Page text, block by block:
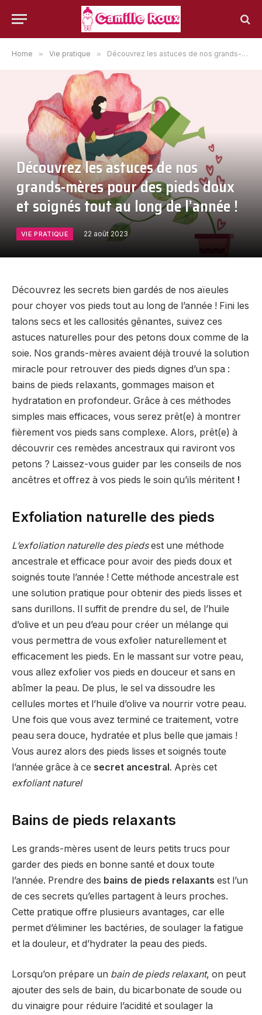
Home » Vie pratique » Découvrez les astuces de nos grands-mères pour des pieds doux et soignés tout au long de l’année !
Découvrez les astuces de nos
grands-mères pour des pieds doux
et soignés tout au long de l’année !
VIE PRATIQUE 22 août 2023
Découvrez les secrets bien gardés de nos aïeules
pour choyer vos pieds tout au long de l’année ! Fini les
talons secs et les callosités gênantes, suivez ces
astuces naturelles pour des petons doux comme de la
soie. Nos grands-mères avaient déjà trouvé la solution
miracle pour retrouver des pieds dignes d’un spa :
bains de pieds relaxants, gommages maison et
hydratation en profondeur. Grâce à ces méthodes
simples mais efficaces, vous serez prêt(e) à montrer
fièrement vos pieds sans complexe. Alors, prêt(e) à
découvrir ces remèdes ancestraux qui raviront vos
petons ? Laissez-vous guider par les conseils de nos
ancêtres et offrez à vos pieds le soin qu’ils méritent !
Exfoliation naturelle des pieds
L’exfoliation naturelle des piedsest une méthode
ancestrale et efficace pour avoir des pieds doux et
soignés toute l’année ! Cette méthode ancestrale est
une solution pratique pour obtenir des pieds lisses et
sans durillons. Il suffit de prendre du sel, de l’huile
d’olive et un peu d’eau pour créer un mélange qui
vous permettra de vous exfolier naturellement et
efficacement les pieds. En le massant sur votre peau,
vous allez exfolier vos pieds en douceur et sans en
abîmer la peau. De plus, le sel va dissoudre les
cellules mortes et l’huile d’olive va nourrir votre peau.
Une fois que vous avez terminé ce traitement, votre
peau sera douce, hydratée et plus belle que jamais !
Vous aurez alors des pieds lisses et soignés toute
l’année grâce à ce secret ancestral . Après cet
exfoliant naturel
Bains de pieds relaxants
Les grands-mères usent de leurs petits trucs pour
garder des pieds en bonne santé et doux toute
l’année. Prendre des bains de pieds relaxants est l’un
de ces secrets qu’elles partagent à leurs proches.
Cette pratique offre plusieurs avantages, car elle
permet d’éliminer les bactéries, de soulager la fatigue
et la douleur, et d’hydrater la peau des pieds.
Lorsqu’on prépare un bain de pieds relaxant, on peut
ajouter des sels de bain, du bicarbonate de soude ou
du vinaigre pour réduire l’acidité et soulager la